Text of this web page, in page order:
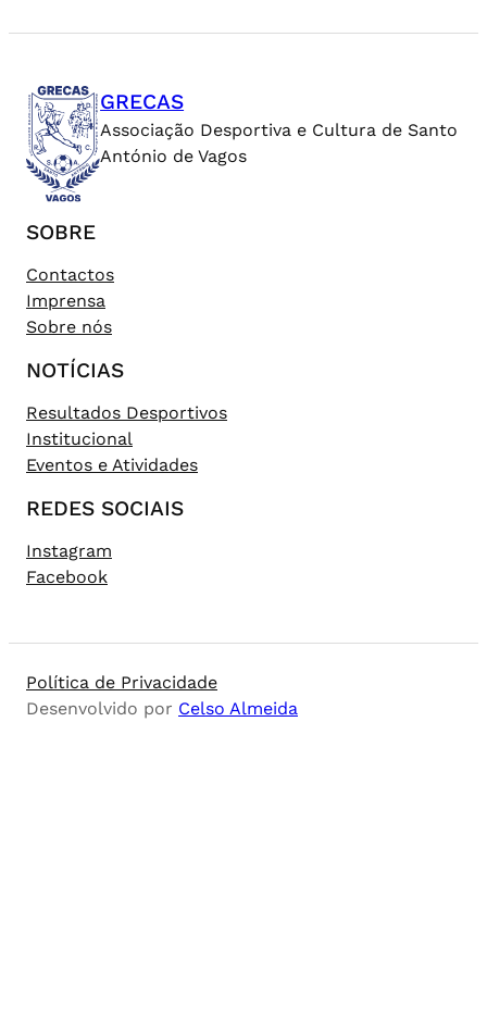
GRECAS
Associação Desportiva e Cultura de Santo
António de Vagos
SOBRE
Contactos
Imprensa
Sobre nós
NOTÍCIAS
Resultados Desportivos
Institucional
Eventos e Atividades
REDES SOCIAIS
Instagram
Facebook
Política de Privacidade
Desenvolvido por Celso Almeida